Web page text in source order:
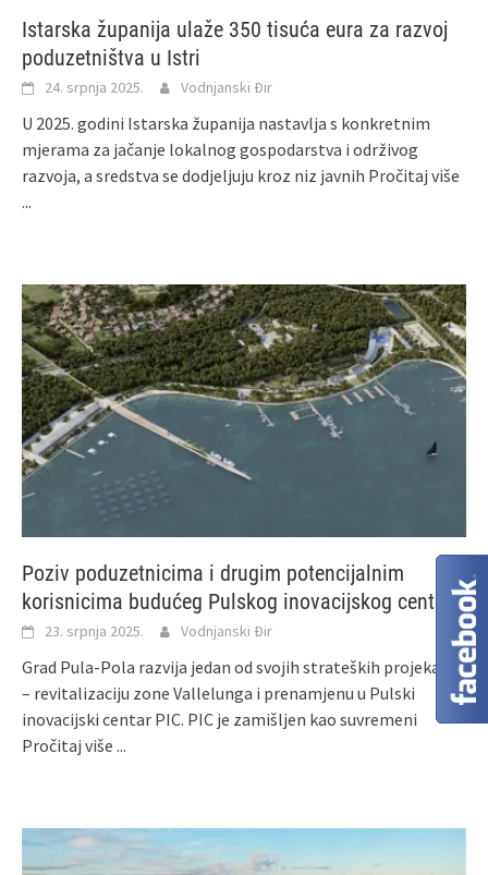
Istarska županija ulaže 350 tisuća eura za razvoj
poduzetništva u Istri
24. srpnja 2025. Vodnjanski Đir
U 2025. godini Istarska županija nastavlja s konkretnim
mjerama za jačanje lokalnog gospodarstva i održivog
razvoja, a sredstva se dodjeljuju kroz niz javnih Pročitaj više
...
Poziv poduzetnicima i drugim potencijalnim
korisnicima budućeg Pulskog inovacijskog centra!
23. srpnja 2025. Vodnjanski Đir
Grad Pula-Pola razvija jedan od svojih strateških projekata
– revitalizaciju zone Vallelunga i prenamjenu u Pulski
inovacijski centar PIC. PIC je zamišljen kao suvremeni
Pročitaj više ...